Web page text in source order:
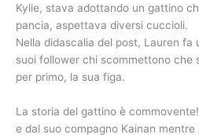
Kylie, stava adottando un gattino
pancia, aspettava diversi cuccioli.
Nella didascalia del post, Lauren
suoi follower chi scommettono che
per primo, la sua figa.
La storia del gattino è
e dal suo compagno Kainan mentre